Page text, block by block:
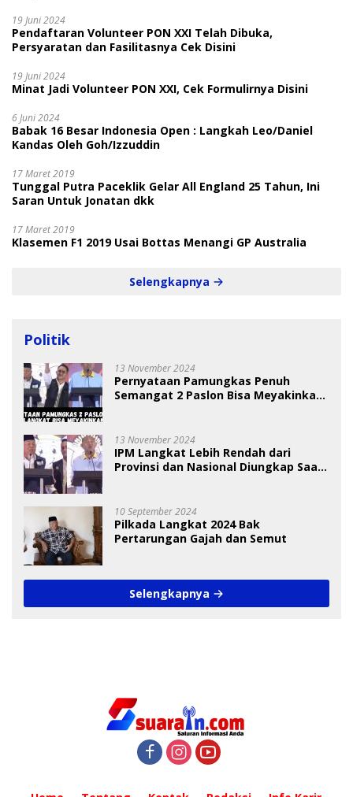
19 Juni 2024
Pendaftaran Volunteer PON XXI Telah Dibuka,
Persyaratan dan Fasilitasnya Cek Disini
19 Juni 2024
Minat Jadi Volunteer PON XXI, Cek Formulirnya Disini
6 Juni 2024
Babak 16 Besar Indonesia Open : Langkah Leo/Daniel
Kandas Oleh Goh/Izzuddin
17 Maret 2019
Tunggal Putra Paceklik Gelar All England 25 Tahun, Ini
Saran Untuk Jonatan dkk
17 Maret 2019
Klasemen F1 2019 Usai Bottas Menangi GP Australia
Selengkapnya
Politik
13 November 2024
Pernyataan Pamungkas Penuh
Semangat 2 Paslon Bisa Meyakinkan
13 November 2024
IPM Langkat Lebih Rendah dari
Provinsi dan Nasional Diungkap Saat
10 September 2024
Pilkada Langkat 2024 Bak
Pertarungan Gajah dan Semut
Selengkapnya